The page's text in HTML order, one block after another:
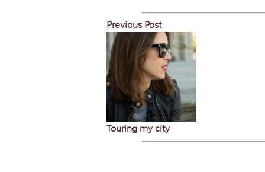
Previous Post
Touring my city